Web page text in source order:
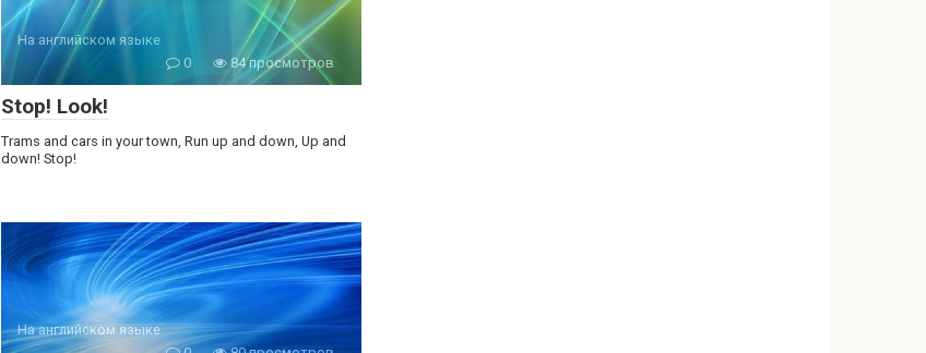
На английском языке
0
84 просмотров
Stop! Look!
Trams and cars in your town, Run up and down, Up and
down! Stop!
На английском языке